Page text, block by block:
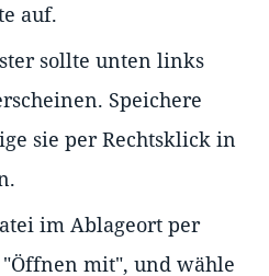
auf.
sollte unten links
Speichere
sie per Rechtsklick in
im Ablageort per
mit", und wähle